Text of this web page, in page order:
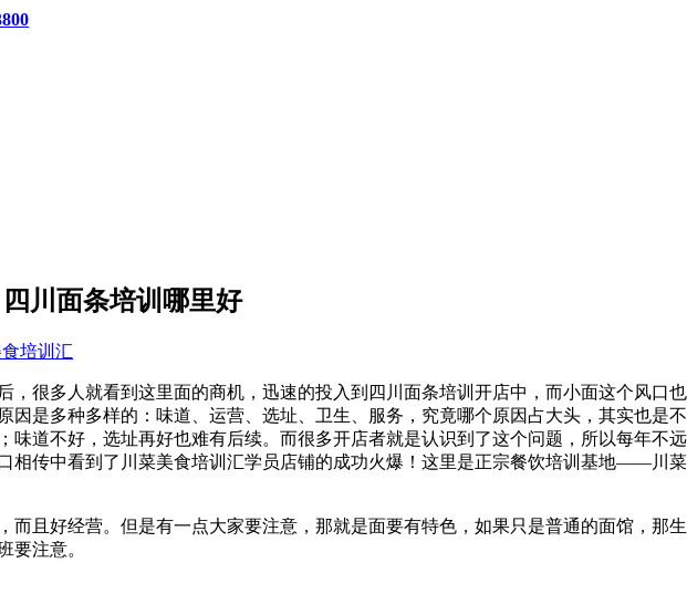
川面条培训哪里好
培训汇
，很多人就看到这里面的商机，迅速的投入到四川面条培训开店中，而小面这个风口
因是多种多样的：味道、运营、选址、卫生、服务，究竟哪个原因占大头，其实也是
味道不好，选址再好也难有后续。而很多开店者就是认识到了这个问题，所以每年不
相传中看到了川菜美食培训汇学员店铺的成功火爆！这里是正宗餐饮培训基地——川
而且好经营。但是有一点大家要注意，那就是面要有特色，如果只是普通的面馆，那
要注意。